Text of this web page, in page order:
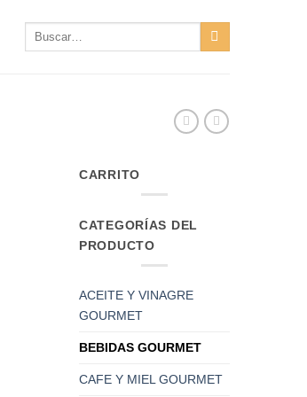
Buscar
CARRITO
CATEGORÍAS DEL
PRODUCTO
ACEITE Y VINAGRE
GOURMET
BEBIDAS GOURMET
CAFE Y MIEL GOURMET